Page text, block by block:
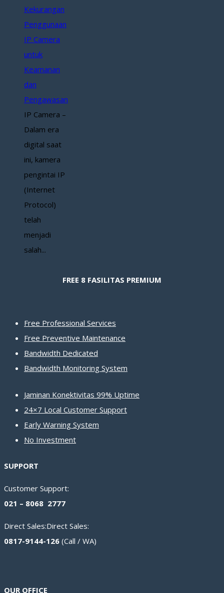
Kekurangan
Penggunaan
IP Camera
untuk
Keamanan
dan
Pengawasan
IP Camera –
Dalam era
digital saat
ini, kamera
pengintai IP
(Internet
Protocol)
telah
menjadi
salah...
FREE 8 FASILITAS PREMIUM
Free Professional Services
Free Preventive Maintenance
Bandwidth Dedicated
Bandwidth Monitoring System
Jaminan Konektivitas 99% Uptime
24×7 Local Customer Support
Early Warning System
No Investment
SUPPORT
Customer Support:
021 – 8068 2777
Direct Sales:Direct Sales:
0817-9144-126 (Call / WA)
OUR OFFICE